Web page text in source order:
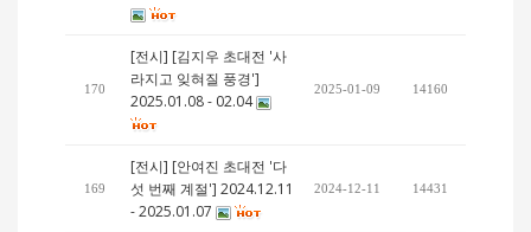
170
[전시] [김지우 초대전 '사
라지고 잊혀질 풍경']
2025.01.08 - 02.04
2025-01-09 14160
169
[전시] [안여진 초대전 '다
섯 번째 계절'] 2024.12.11
- 2025.01.07
2024-12-11 14431